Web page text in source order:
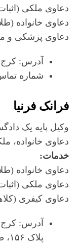
دعاوی ملکی
دعاوی خانواده
دعاوی پزشکی و
آدرس:
شماره تماس:
فرانک فر‌نیا
دعاوی خانواده،
خدمات:
دعاوی خانواده
دعاوی ملکی
دعاوی کیفری
آدرس:
پلاک ۱۵۶، طبقه ۲، واحد ۴